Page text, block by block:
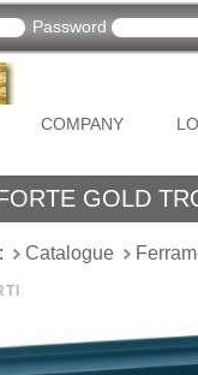
Password
COMPANY
GOLD
Catalogue